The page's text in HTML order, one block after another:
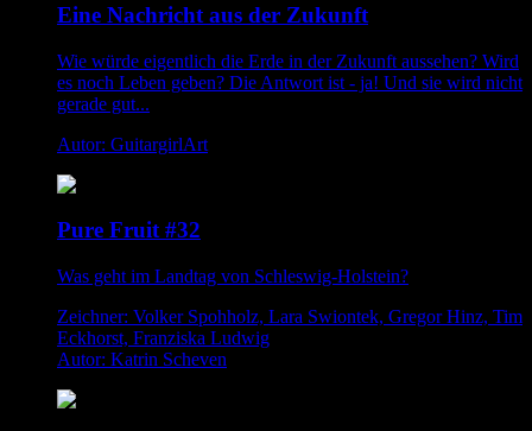
Eine Nachricht aus der Zukunft
Wie würde eigentlich die Erde in der Zukunft aussehen? Wird
es noch Leben geben? Die Antwort ist - ja! Und sie wird nicht
gerade gut...
Autor: GuitargirlArt
Pure Fruit #32
Was geht im Landtag von Schleswig-Holstein?
Zeichner: Volker Spohholz, Lara Swiontek, Gregor Hinz, Tim
Eckhorst, Franziska Ludwig
Autor: Katrin Scheven